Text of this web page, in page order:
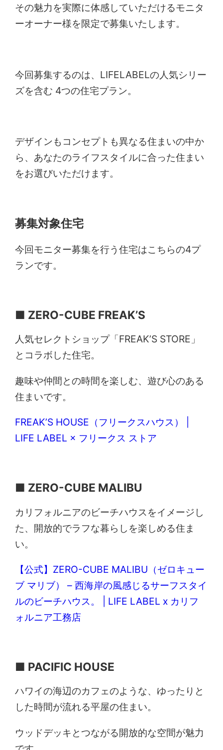
その魅力を実際に体感していただけるモニタ
ーオーナー様を限定で募集いたします。
今回募集するのは、LIFELABELの人気シリー
ズを含む 4つの住宅プラン。
デザインもコンセプトも異なる住まいの中か
ら、あなたのライフスタイルに合った住まい
をお選びいただけます。
募集対象住宅
今回モニター募集を行う住宅はこちらの4プ
ランです。
■ ZERO-CUBE FREAK’S
人気セレクトショップ「FREAK’S STORE」
とコラボした住宅。
趣味や仲間との時間を楽しむ、遊び心のある
住まいです。
FREAK’S HOUSE（フリークスハウス） |
LIFE LABEL × フリークス ストア
■ ZERO-CUBE MALIBU
カリフォルニアのビーチハウスをイメージし
た、開放的でラフな暮らしを楽しめる住ま
い。
【公式】ZERO-CUBE MALIBU（ゼロキュー
ブ マリブ） – 西海岸の風感じるサーフスタイ
ルのビーチハウス。 | LIFE LABEL x カリフ
ォルニア工務店
■ PACIFIC HOUSE
ハワイの海辺のカフェのような、ゆったりと
した時間が流れる平屋の住まい。
ウッドデッキとつながる開放的な空間が魅力